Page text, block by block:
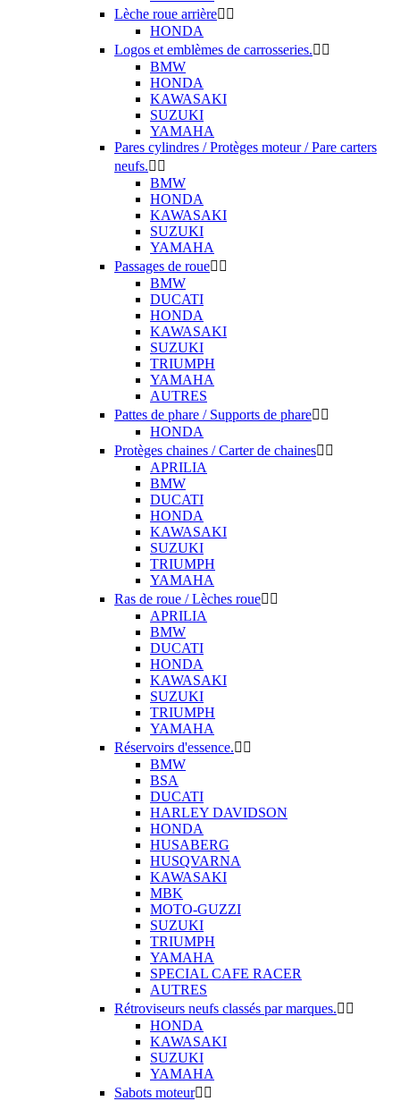
Lèche roue arrière 
HONDA
Logos et emblèmes de carrosseries. 
BMW
HONDA
KAWASAKI
SUZUKI
YAMAHA
Pares cylindres / Protèges moteur / Pare carters
neufs. 
BMW
HONDA
KAWASAKI
SUZUKI
YAMAHA
Passages de roue 
BMW
DUCATI
HONDA
KAWASAKI
SUZUKI
TRIUMPH
YAMAHA
AUTRES
Pattes de phare / Supports de phare 
HONDA
Protèges chaines / Carter de chaines 
APRILIA
BMW
DUCATI
HONDA
KAWASAKI
SUZUKI
TRIUMPH
YAMAHA
Ras de roue / Lèches roue 
APRILIA
BMW
DUCATI
HONDA
KAWASAKI
SUZUKI
TRIUMPH
YAMAHA
Réservoirs d'essence. 
BMW
BSA
DUCATI
HARLEY DAVIDSON
HONDA
HUSABERG
HUSQVARNA
KAWASAKI
MBK
MOTO-GUZZI
SUZUKI
TRIUMPH
YAMAHA
SPECIAL CAFE RACER
AUTRES
Rétroviseurs neufs classés par marques. 
HONDA
KAWASAKI
SUZUKI
YAMAHA
Sabots moteur 